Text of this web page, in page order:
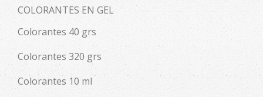
COLORANTES EN GEL
Colorantes 40 grs
Colorantes 320 grs
Colorantes 10 ml